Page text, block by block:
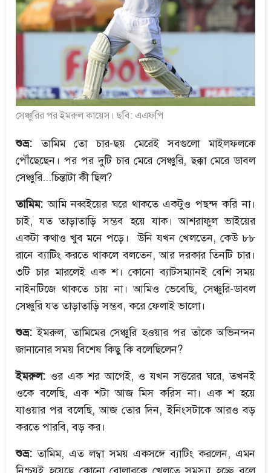
সেঞ্চুরির পর ইমরুল কায়েস। ছবি: এএফপি
শুভ্র: তামিম তো চার-ছয় মেরেই সবগুলো মাইলফলকে
পৌঁছেছেন। পর পর দুটি চার মেরে সেঞ্চুরি, ছক্কা মেরে ডাবল
সেঞ্চুরি...চিন্তাটা কী ছিল?
তামিম: আমি নব্বইয়ের ঘরে থাকতে একটুও পছন্দ করি না।
চাই, যত তাড়াতাড়ি সম্ভব হয়ে যাক। আশরাফুল ভাইয়ের
একটা কথাও খুব মনে পড়ে। উনি যখন খেলতেন, কেউ ৮৮
রানে ব্যাটিং করতে থাকলে বলতেন, আর দরকার তিনটি চার।
৩টি চার মারলেই এক শ। কোনো ব্যাটসম্যানই বেশি সময়
নাইনটিজে থাকতে চায় না। আমিও ভেবেছি, সেঞ্চুরি-ডাবল
সেঞ্চুরি যত তাড়াতাড়ি সম্ভব, করে ফেলাই ভালো।
শুভ্র: ইমরুল, তামিমের সেঞ্চুরি হওয়ার পর তাঁকে অভিনন্দন
জানানোর সময় বিশেষ কিছু কি বলেছিলেন?
ইমরুল: ওর এক শর আগেই, ও যখন সত্তরের ঘরে, তখনই
ওকে বলেছি, এক শটা আজ মিস করিস না। এক শ হয়ে
যাওয়ার পর বলেছি, আজ তোর দিন, ইনিংসটাকে আরও বড়
করতে পারবি, বড় কর।
শুভ্র: তামিম, এত লম্বা সময় একসঙ্গে ব্যাটিং করলেন, এমন